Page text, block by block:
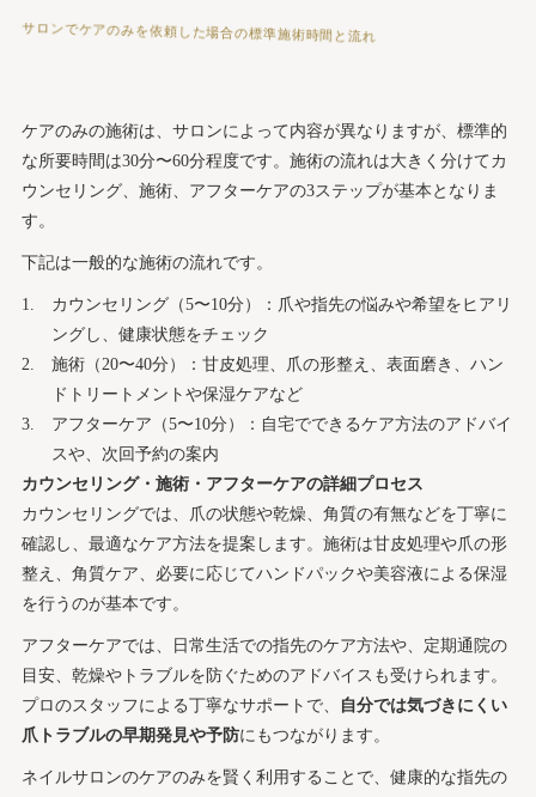
サロンでケアのみを依頼した場合の標準施術時間と流れ
ケアのみの施術は、サロンによって内容が異なりますが、標準的
な所要時間は30分〜60分程度です。施術の流れは大きく分けてカ
ウンセリング、施術、アフターケアの3ステップが基本となりま
す。
下記は一般的な施術の流れです。
カウンセリング（5〜10分）：爪や指先の悩みや希望をヒアリ
ングし、健康状態をチェック
施術（20〜40分）：甘皮処理、爪の形整え、表面磨き、ハン
ドトリートメントや保湿ケアなど
アフターケア（5〜10分）：自宅でできるケア方法のアドバイ
スや、次回予約の案内
カウンセリング・施術・アフターケアの詳細プロセス
カウンセリングでは、爪の状態や乾燥、角質の有無などを丁寧に
確認し、最適なケア方法を提案します。施術は甘皮処理や爪の形
整え、角質ケア、必要に応じてハンドパックや美容液による保湿
を行うのが基本です。
アフターケアでは、日常生活での指先のケア方法や、定期通院の
目安、乾燥やトラブルを防ぐためのアドバイスも受けられます。
プロのスタッフによる丁寧なサポートで、
自分では気づきにくい
爪トラブルの早期発見や予防にもつながります。
ネイルサロンのケアのみを賢く利用することで、健康的な指先の